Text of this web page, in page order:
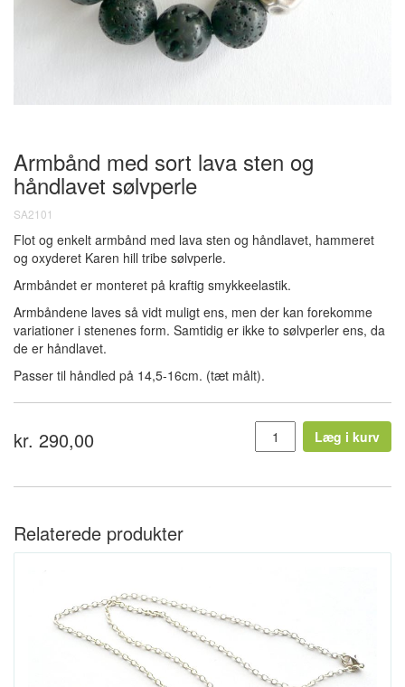
Armbånd med sort lava sten og
håndlavet sølvperle
SA2101
Flot og enkelt armbånd med lava sten og håndlavet, hammeret
og oxyderet Karen hill tribe sølvperle.
Armbåndet er monteret på kraftig smykkeelastik.
Armbåndene laves så vidt muligt ens, men der kan forekomme
variationer i stenenes form. Samtidig er ikke to sølvperler ens, da
de er håndlavet.
Passer til håndled på 14,5-16cm. (tæt målt).
kr. 290,00 Læg i kurv
Relaterede produkter